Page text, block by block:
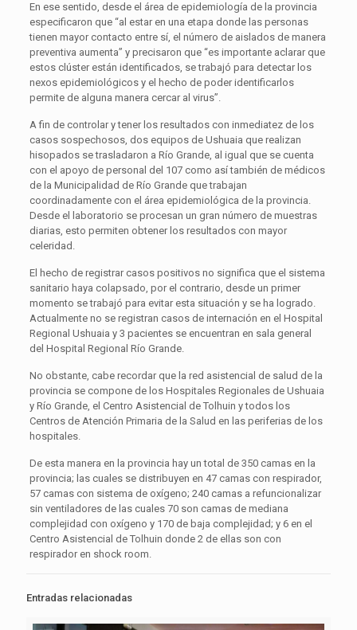
En ese sentido, desde el área de epidemiología de la provincia
especificaron que “al estar en una etapa donde las personas
tienen mayor contacto entre sí, el número de aislados de manera
preventiva aumenta” y precisaron que “es importante aclarar que
estos clúster están identificados, se trabajó para detectar los
nexos epidemiológicos y el hecho de poder identificarlos
permite de alguna manera cercar al virus”.
A fin de controlar y tener los resultados con inmediatez de los
casos sospechosos, dos equipos de Ushuaia que realizan
hisopados se trasladaron a Río Grande, al igual que se cuenta
con el apoyo de personal del 107 como así también de médicos
de la Municipalidad de Río Grande que trabajan
coordinadamente con el área epidemiológica de la provincia.
Desde el laboratorio se procesan un gran número de muestras
diarias, esto permiten obtener los resultados con mayor
celeridad.
El hecho de registrar casos positivos no significa que el sistema
sanitario haya colapsado, por el contrario, desde un primer
momento se trabajó para evitar esta situación y se ha logrado.
Actualmente no se registran casos de internación en el Hospital
Regional Ushuaia y 3 pacientes se encuentran en sala general
del Hospital Regional Río Grande.
No obstante, cabe recordar que la red asistencial de salud de la
provincia se compone de los Hospitales Regionales de Ushuaia
y Río Grande, el Centro Asistencial de Tolhuin y todos los
Centros de Atención Primaria de la Salud en las periferias de los
hospitales.
De esta manera en la provincia hay un total de 350 camas en la
provincia; las cuales se distribuyen en 47 camas con respirador,
57 camas con sistema de oxígeno; 240 camas a refuncionalizar
sin ventiladores de las cuales 70 son camas de mediana
complejidad con oxígeno y 170 de baja complejidad; y 6 en el
Centro Asistencial de Tolhuin donde 2 de ellas son con
respirador en shock room.
Entradas relacionadas